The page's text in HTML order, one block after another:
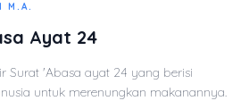
M.A.
Ayat 24
Surat 'Abasa ayat 24 yang berisi
untuk merenungkan makanannya.